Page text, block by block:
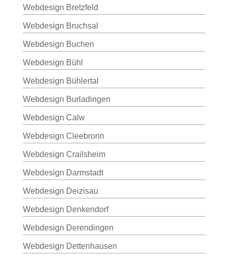
Webdesign Bretzfeld
Webdesign Bruchsal
Webdesign Buchen
Webdesign Bühl
Webdesign Bühlertal
Webdesign Burladingen
Webdesign Calw
Webdesign Cleebronn
Webdesign Crailsheim
Webdesign Darmstadt
Webdesign Deizisau
Webdesign Denkendorf
Webdesign Derendingen
Webdesign Dettenhausen